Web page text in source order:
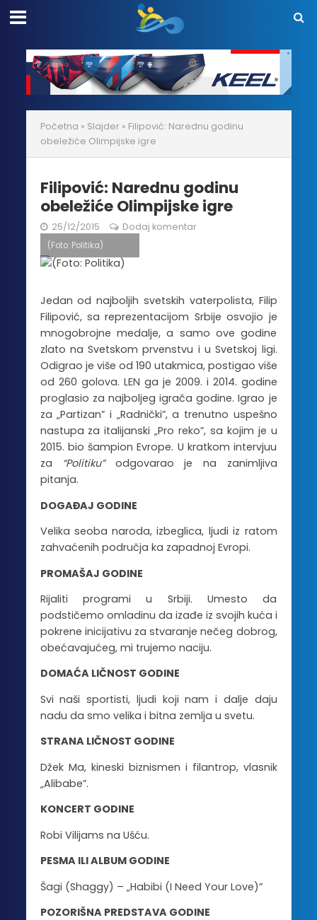
Početna » Slajder » Filipović: Narednu godinu
obeležiće Olimpijske igre
Filipović: Narednu godinu
obeležiće Olimpijske igre
25/12/2015 Dodaj komentar
(Foto: Politika)
Jedan od najboljih svetskih vaterpolista, Filip
Filipović, sa reprezentacijom Srbije osvojio je
mnogobrojne medalje, a samo ove godine
zlato na Svetskom prvenstvu i u Svetskoj ligi.
Odigrao je više od 190 utakmica, postigao više
od 260 golova. LEN ga je 2009. i 2014. godine
proglasio za najboljeg igrača godine. Igrao je
za „Partizan” i „Radnički”, a trenutno uspešno
nastupa za italijanski „Pro reko”, sa kojim je u
2015. bio šampion Evrope. U kratkom intervjuu
za “Politiku”odgovarao je na zanimljiva
pitanja.
DOGAĐAJ GODINE
Velika seoba naroda, izbeglica, ljudi iz ratom
zahvaćenih područja ka zapadnoj Evropi.
PROMAŠAJ GODINE
Rijaliti programi u Srbiji. Umesto da
podstičemo omladinu da izađe iz svojih kuća i
pokrene inicijativu za stvaranje nečeg dobrog,
obećavajućeg, mi trujemo naciju.
DOMAĆA LIČNOST GODINE
Svi naši sportisti, ljudi koji nam i dalje daju
nadu da smo velika i bitna zemlja u svetu.
STRANA LIČNOST GODINE
Džek Ma, kineski biznismen i filantrop, vlasnik
„Alibabe”.
KONCERT GODINE
Robi Vilijams na Ušću.
PESMA ILI ALBUM GODINE
Šagi (Shaggy) – „Habibi (I Need Your Love)”
POZORIŠNA PREDSTAVA GODINE